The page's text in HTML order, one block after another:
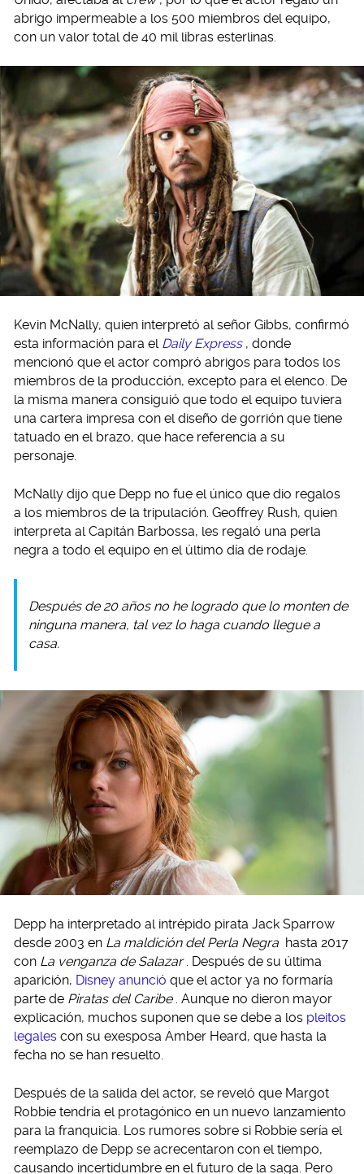
abrigo impermeable a los 500 miembros del equipo,
con un valor total de 40 mil libras esterlinas.
Kevin McNally, quien interpretó al señor Gibbs, confirmó
esta información para el Daily Express , donde
mencionó que el actor compró abrigos para todos los
miembros de la producción, excepto para el elenco. De
la misma manera consiguió que todo el equipo tuviera
una cartera impresa con el diseño de gorrión que tiene
tatuado en el brazo, que hace referencia a su
personaje.
McNally dijo que Depp no fue el único que dio regalos
a los miembros de la tripulación. Geoffrey Rush, quien
interpreta al Capitán Barbossa, les regaló una perla
negra a todo el equipo en el último día de rodaje.
Después de 20 años no he logrado que lo monten de
ninguna manera, tal vez lo haga cuando llegue a
casa.
Depp ha interpretado al intrépido pirata Jack Sparrow
desde 2003 en La maldición del Perla Negra hasta 2017
con La venganza de Salazar . Después de su última
aparición, Disney anunció que el actor ya no formaría
parte de Piratas del Caribe . Aunque no dieron mayor
explicación, muchos suponen que se debe a los pleitos
legales con su exesposa Amber Heard, que hasta la
fecha no se han resuelto.
Después de la salida del actor, se reveló que Margot
Robbie tendría el protagónico en un nuevo lanzamiento
para la franquicia. Los rumores sobre si Robbie sería el
reemplazo de Depp se acrecentaron con el tiempo,
causando incertidumbre en el futuro de la saga. Pero